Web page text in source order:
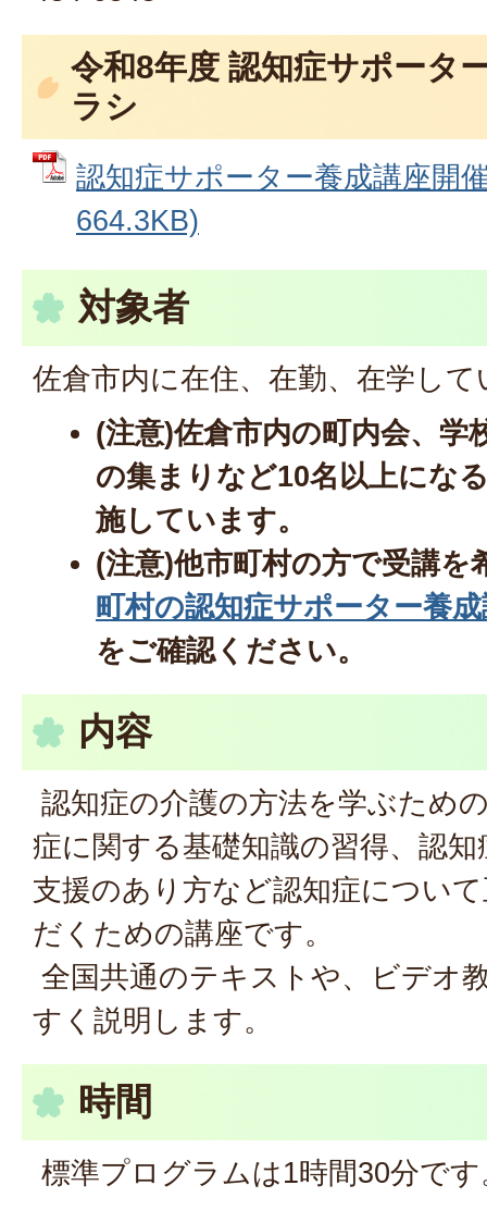
令和8年度 認知症サポータ
ラシ
認知症サポーター養成講座開
664.3KB)
対象者
佐倉市内に在住、在勤、在学し
(注意)佐倉市内の町内会、学
の集まりなど10名以上にな
施しています。
(注意)他市町村の方で受講を
町村の認知症サポーター養
をご確認ください。
内容
認知症の介護の方法を学ぶため
症に関する基礎知識の習得、認
支援のあり方など認知症につい
だくための講座です。
全国共通のテキストや、ビデオ
すく説明します。
時間
標準プログラムは1時間30分です